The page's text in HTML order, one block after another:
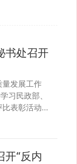
书处召开
量发展工作
习民政部、
表彰活动管
机构管理办
开“反内